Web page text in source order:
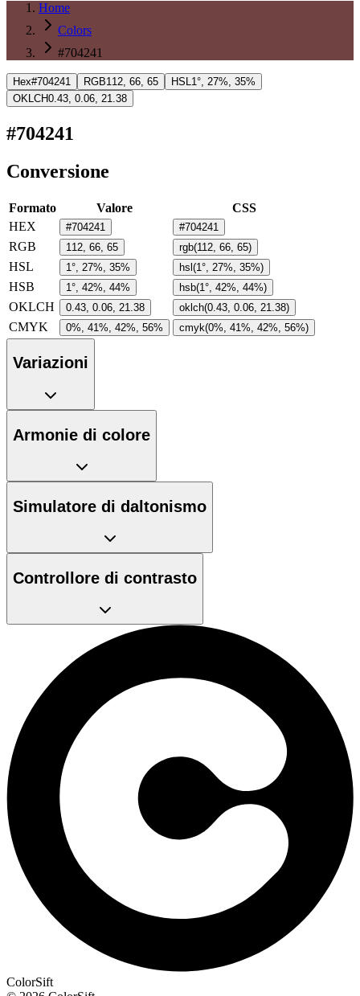
Home
Colors
#704241
Hex#704241 RGB112, 66, 65 HSL1°, 27%, 35%
OKLCH0.43, 0.06, 21.38
#704241
Conversione
Formato Valore
CSS
HEX
#704241 #704241
RGB 112, 66, 65 rgb(112, 66, 65)
HSL 1°, 27%, 35% hsl(1°, 27%, 35%)
HSB 1°, 42%, 44% hsb(1°, 42%, 44%)
OKLCH 0.43, 0.06, 21.38 oklch(0.43, 0.06, 21.38)
CMYK 0%, 41%, 42%, 56% cmyk(0%, 41%, 42%, 56%)
Variazioni
Armonie di colore
Simulatore di daltonismo
Controllore di contrasto
ColorSift